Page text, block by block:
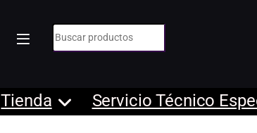
Búsqueda de:
Tienda Servicio Técnico